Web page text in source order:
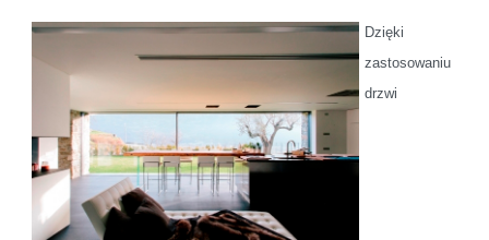
Dzięki
zastosowaniu
drzwi